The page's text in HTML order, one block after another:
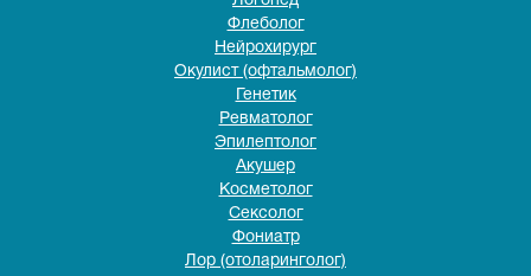
Флеболог
Нейрохирург
Окулист (офтальмолог)
Генетик
Ревматолог
Эпилептолог
Акушер
Косметолог
Сексолог
Фониатр
Лор (отоларинголог)